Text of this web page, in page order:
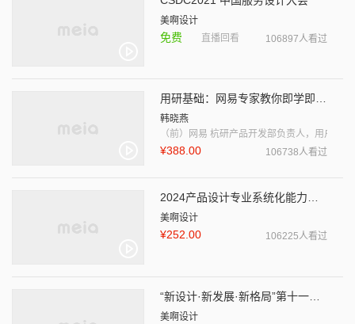
美啊设计
免费 直播回看 106897人看过
用研基础：网易专家教你即学即用的用户研究课
韩晓燕
（前）网易 杭研产品开发部负责人，用户研
¥388.00 106738人看过
2024产品设计专业系统化能力提升课程
美啊设计
¥252.00 106225人看过
“新设计·新发展·新格局”第十一届“省长杯”工业设计大赛
美啊设计